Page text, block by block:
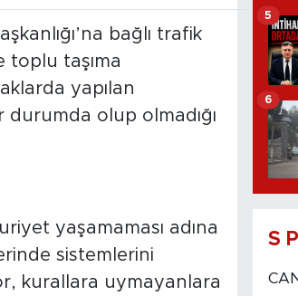
bağlı trafik
toplu taşıma
yapılan
durumda olup olmadığı
yaşamaması adına
sistemlerini
kurallara uymayanlara
5
6
S